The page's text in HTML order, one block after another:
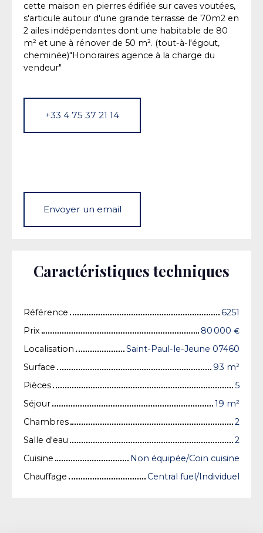
cette maison en pierres édifiée sur caves voutées,
s'articule autour d'une grande terrasse de 70m2 en
2 ailes indépendantes dont une habitable de 80
m² et une à rénover de 50 m². (tout-à-l'égout,
cheminée)"Honoraires agence à la charge du
vendeur"
+33 4 75 37 21 14
Envoyer un email
Caractéristiques techniques
Référence
6251
Prix
80 000 €
Localisation
Saint-Paul-le-Jeune 07460
Surface
93 m²
Pièces
5
Séjour
19 m²
Chambres
2
Salle d'eau
2
Cuisine
Non équipée/Coin cuisine
Chauffage
Central fuel/Individuel